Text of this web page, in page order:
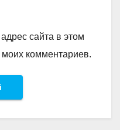
сайта в этом
комментариев.